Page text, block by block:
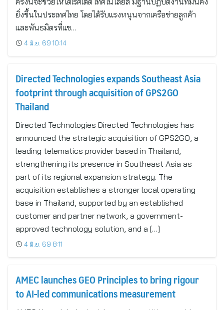
ยิ่งขึ้นในประเทศไทย โดยได้รับแรงหนุนจากเครือข่ายลูกค้า
และพันธมิตรที่แข…
4 มิ.ย. 69 10:14
Directed Technologies expands Southeast Asia
footprint through acquisition of GPS2GO
Thailand
Directed Technologies Directed Technologies has
announced the strategic acquisition of GPS2GO, a
leading telematics provider based in Thailand,
strengthening its presence in Southeast Asia as
part of its regional expansion strategy. The
acquisition establishes a stronger local operating
base in Thailand, supported by an established
customer and partner network, a government-
approved technology solution, and a […]
4 มิ.ย. 69 8:11
AMEC launches GEO Principles to bring rigour
to AI-led communications measurement